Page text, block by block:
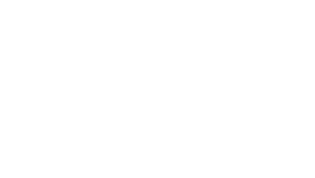
v místě pobytu. Rozsah a kvalita uvedených služeb a aktivit